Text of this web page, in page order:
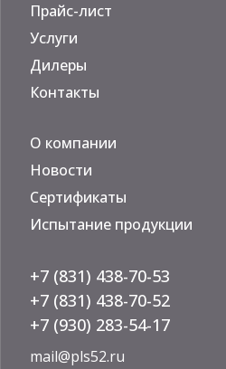
Прайс-лист
Услуги
Дилеры
Контакты
О компании
Новости
Сертификаты
Испытание продукции
+7 (831) 438-70-53
+7 (831) 438-70-52
+7 (930) 283-54-17
mail@pls52.ru